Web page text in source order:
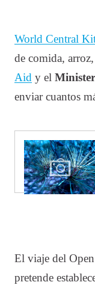
World Central
de comida,
Aid y el
enviar cuantos
El viaje del
pretende